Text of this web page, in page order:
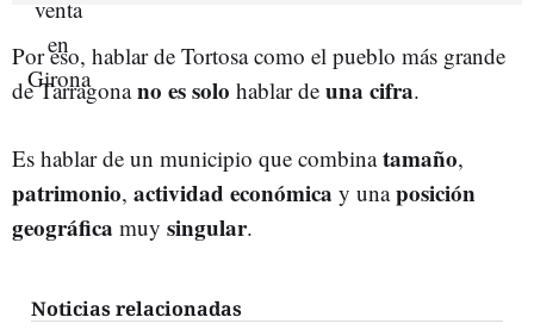
Por eso, hablar de Tortosa como el pueblo más grande
de Tarragonano es solo hablar de una cifra.
Es hablar de un municipio que combinatamaño,
patrimonio, actividad económica y unaposición
geográfica muy singular.
Noticias relacionadas